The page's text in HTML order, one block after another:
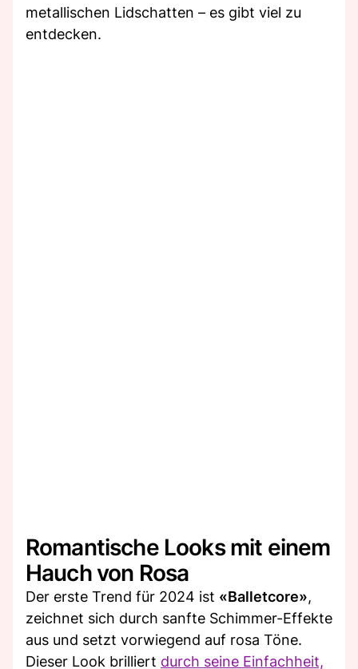
metallischen Lidschatten – es gibt viel zu
entdecken.
Romantische Looks mit einem
Hauch von Rosa
Der erste Trend für 2024 ist «Balletcore»,
zeichnet sich durch sanfte Schimmer-Effekte
aus und setzt vorwiegend auf rosa Töne.
Dieser Look brilliert durch seine Einfachheit,